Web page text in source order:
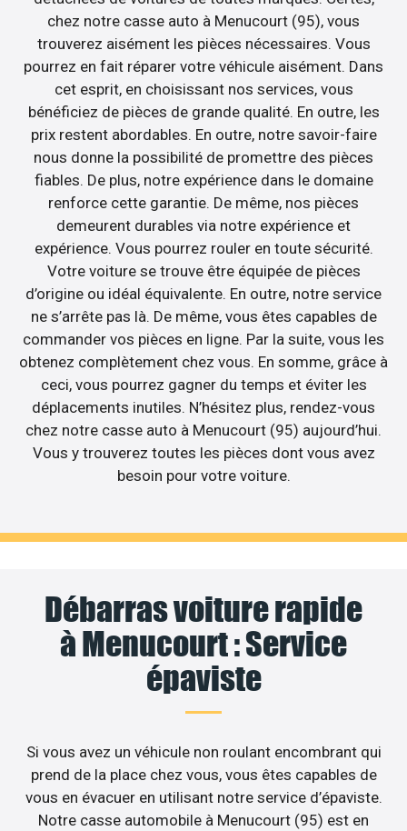
chez notre casse auto à Menucourt (95), vous
trouverez aisément les pièces nécessaires. Vous
pourrez en fait réparer votre véhicule aisément. Dans
cet esprit, en choisissant nos services, vous
bénéficiez de pièces de grande qualité. En outre, les
prix restent abordables. En outre, notre savoir-faire
nous donne la possibilité de promettre des pièces
fiables. De plus, notre expérience dans le domaine
renforce cette garantie. De même, nos pièces
demeurent durables via notre expérience et
expérience. Vous pourrez rouler en toute sécurité.
Votre voiture se trouve être équipée de pièces
d’origine ou idéal équivalente. En outre, notre service
ne s’arrête pas là. De même, vous êtes capables de
commander vos pièces en ligne. Par la suite, vous les
obtenez complètement chez vous. En somme, grâce à
ceci, vous pourrez gagner du temps et éviter les
déplacements inutiles. N’hésitez plus, rendez-vous
chez notre casse auto à Menucourt (95) aujourd’hui.
Vous y trouverez toutes les pièces dont vous avez
besoin pour votre voiture.
Débarras voiture rapide
à Menucourt : Service
épaviste
Si vous avez un véhicule non roulant encombrant qui
prend de la place chez vous, vous êtes capables de
vous en évacuer en utilisant notre service d’épaviste.
Notre casse automobile à Menucourt (95) est en